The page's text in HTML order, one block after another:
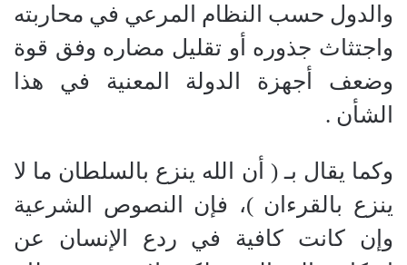
والدول حسب النظام المرعي في محاربته
واجتثاث جذوره أو تقليل مضاره وفق قوة
وضعف أجهزة الدولة المعنية في هذا
الشأن .
وكما يقال بـ( أن الله ينزع بالسلطان ما لا
ينزع بالقرءان)، فإن النصوص الشرعية
وإن كانت كافية في ردع الإنسان عن